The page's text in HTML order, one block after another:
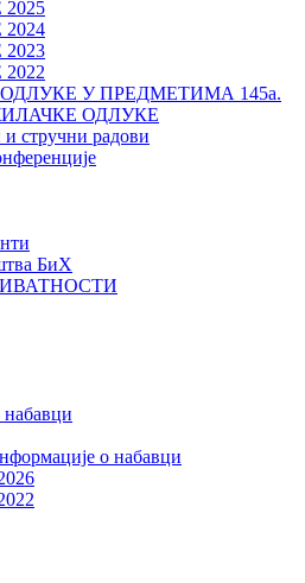
У ПРЕДМЕТИМА 145а.
ОДЛУКЕ
стручни радови
БиХ
о набавци